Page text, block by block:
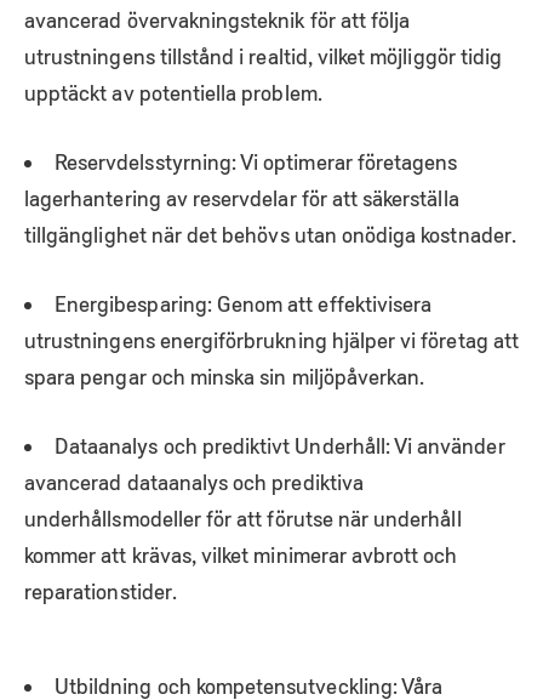
avancerad övervakningsteknik för att följa
utrustningens tillstånd i realtid, vilket möjliggör tidig
upptäckt av potentiella problem.
Reservdelsstyrning: Vi optimerar företagens
lagerhantering av reservdelar för att säkerställa
tillgänglighet när det behövs utan onödiga kostnader.
Energibesparing: Genom att effektivisera
utrustningens energiförbrukning hjälper vi företag att
spara pengar och minska sin miljöpåverkan.
Dataanalys och prediktivt Underhåll: Vi använder
avancerad dataanalys och prediktiva
underhållsmodeller för att förutse när underhåll
kommer att krävas, vilket minimerar avbrott och
reparationstider.
Utbildning och kompetensutveckling: Våra